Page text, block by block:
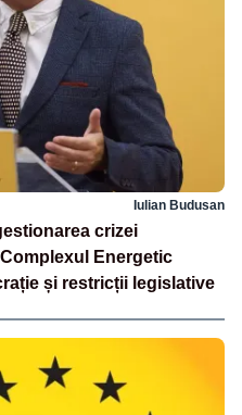
Iulian Budusan
crizei
Energetic
și restricții legislative